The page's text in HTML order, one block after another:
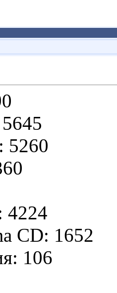
5260
4224
CD: 1652
106